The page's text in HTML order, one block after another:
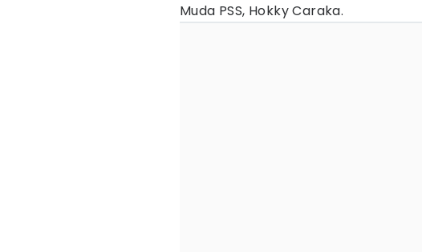
Muda PSS, Hokky Caraka.